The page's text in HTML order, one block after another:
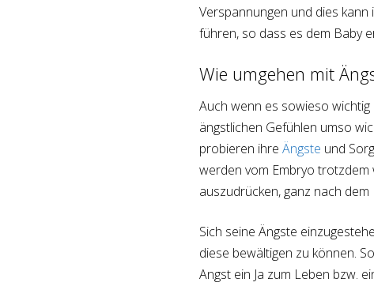
Verspannungen und dies
führen, so dass es dem Baby
Wie umgehen mit
Auch wenn es sowieso
ängstlichen Gefühlen umso
probieren ihre Ängste und
werden vom Embryo trotzdem
auszudrücken, ganz nach
Sich seine Ängste
diese bewältigen zu können.
Angst ein Ja zum Leben bzw.